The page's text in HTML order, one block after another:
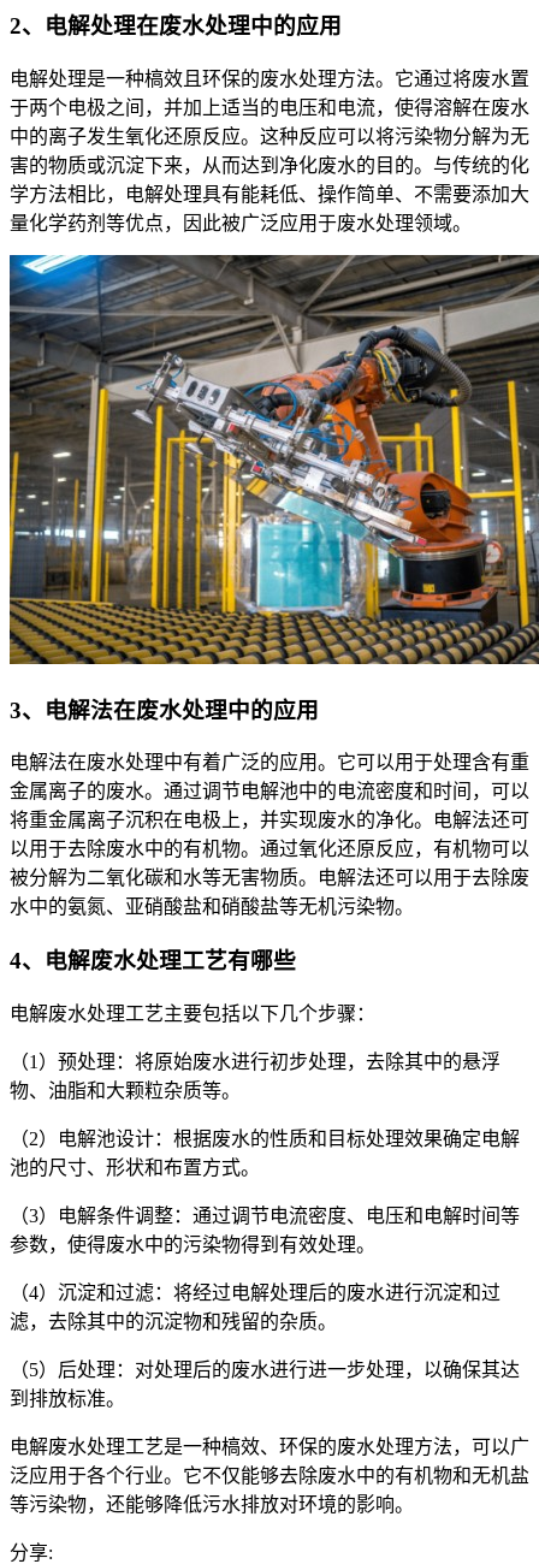
2、电解处理在废水处理中的应用
电解处理是一种槁效且环保的废水处理方法。它通过将废水置
于两个电极之间，并加上适当的电压和电流，使得溶解在废水
中的离子发生氧化还原反应。这种反应可以将污染物分解为无
害的物质或沉淀下来，从而达到净化废水的目的。与传统的化
学方法相比，电解处理具有能耗低、操作简单、不需要添加大
量化学药剂等优点，因此被广泛应用于废水处理领域。
3、电解法在废水处理中的应用
电解法在废水处理中有着广泛的应用。它可以用于处理含有重
金属离子的废水。通过调节电解池中的电流密度和时间，可以
将重金属离子沉积在电极上，并实现废水的净化。电解法还可
以用于去除废水中的有机物。通过氧化还原反应，有机物可以
被分解为二氧化碳和水等无害物质。电解法还可以用于去除废
水中的氨氮、亚硝酸盐和硝酸盐等无机污染物。
4、电解废水处理工艺有哪些
电解废水处理工艺主要包括以下几个步骤：
（1）预处理：将原始废水进行初步处理，去除其中的悬浮
物、油脂和大颗粒杂质等。
（2）电解池设计：根据废水的性质和目标处理效果确定电解
池的尺寸、形状和布置方式。
（3）电解条件调整：通过调节电流密度、电压和电解时间等
参数，使得废水中的污染物得到有效处理。
（4）沉淀和过滤：将经过电解处理后的废水进行沉淀和过
滤，去除其中的沉淀物和残留的杂质。
（5）后处理：对处理后的废水进行进一步处理，以确保其达
到排放标准。
电解废水处理工艺是一种槁效、环保的废水处理方法，可以广
泛应用于各个行业。它不仅能够去除废水中的有机物和无机盐
等污染物，还能够降低污水排放对环境的影响。
分享: